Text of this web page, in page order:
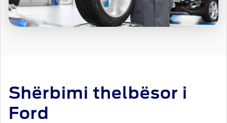
Shërbimi thelbësor i
Ford